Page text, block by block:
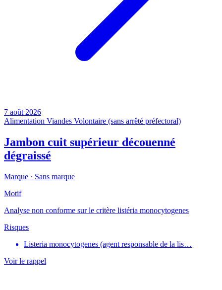
7 août 2026
Alimentation Viandes Volontaire (sans arrêté préfectoral)
Jambon cuit supérieur découenné
dégraissé
Marque · Sans marque
Motif
Analyse non conforme sur le critère listéria monocytogenes
Risques
Listeria monocytogenes (agent responsable de la lis…
Voir le rappel